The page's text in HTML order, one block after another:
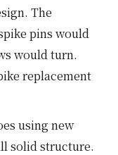
The
pins would
would turn.
replacement
using new
solid structure.